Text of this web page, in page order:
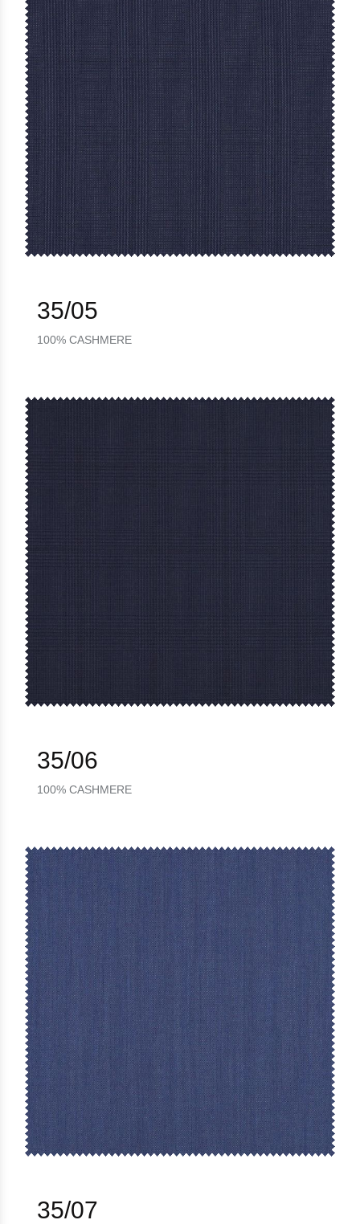
35/05
100% CASHMERE
35/06
100% CASHMERE
35/07